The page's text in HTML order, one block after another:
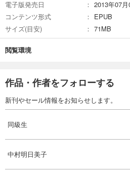
電子版発売日
2013年07月
コンテンツ形式
EPUB
サイズ(目安)
71MB
閲覧環境
作品・作者をフォローする
新刊やセール情報をお知らせします。
同級生
中村明日美子